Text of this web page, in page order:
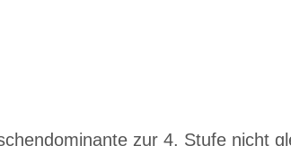
zur 4. Stufe nicht